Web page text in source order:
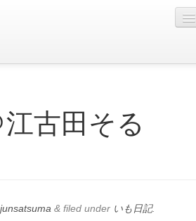
古田そる
junsatsuma & filed under いも日記.